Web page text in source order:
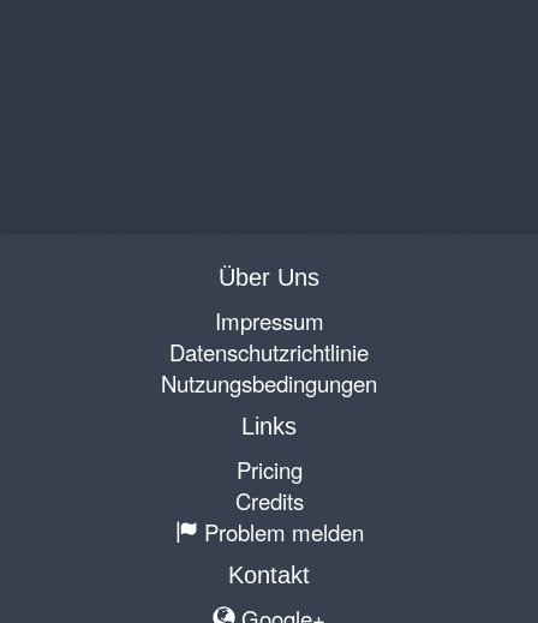
Über Uns
Impressum
Datenschutzrichtlinie
Nutzungsbedingungen
Links
Pricing
Credits
Problem melden
Kontakt